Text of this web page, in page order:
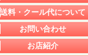
送料・クール代について
お問い合わせ
お店紹介